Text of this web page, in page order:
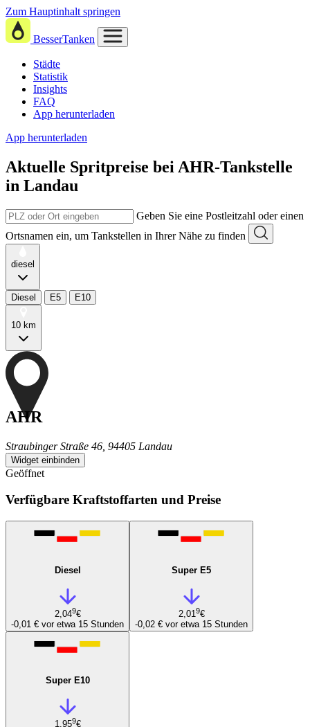
Zum Hauptinhalt springen
BesserTanken
Städte
Statistik
Insights
FAQ
App herunterladen
App herunterladen
Aktuelle Spritpreise bei AHR-Tankstelle
in Landau
Geben Sie eine Postleitzahl oder einen
Ortsnamen ein, um Tankstellen in Ihrer Nähe zu finden
diesel
Diesel E5 E10
10 km
AHR
Straubinger Straße 46, 94405 Landau
Widget einbinden
Geöffnet
Verfügbare Kraftstoffarten und Preise
Diesel
2,049€
-0,01 € vor etwa 15 Stunden
Super E5
2,019€
-0,02 € vor etwa 15 Stunden
Super E10
1,959€